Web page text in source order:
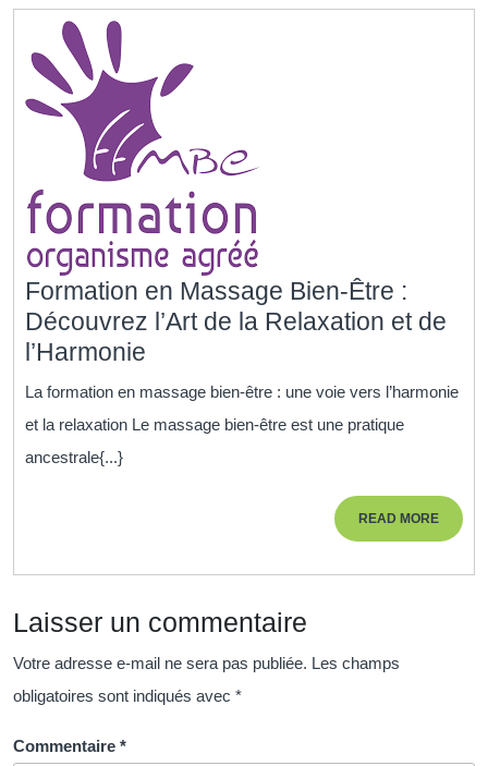
!
Formation en Massage Bien-Être :
Découvrez l’Art de la Relaxation et de
l’Harmonie
Massage
la
Relaxation
et
La formation en massage bien-être : une voie vers l’harmonie
et la relaxation Le massage bien-être est une pratique
ancestrale{...}
READ MOREREAD
MORE
Laisser un commentaire
Votre adresse e-mail ne sera pas publiée. Les champs
obligatoires sont indiqués avec *
Commentaire *